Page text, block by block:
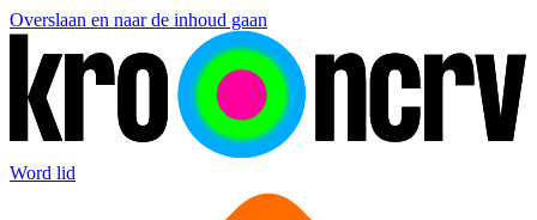
Overslaan en naar de inhoud gaan
Word lid